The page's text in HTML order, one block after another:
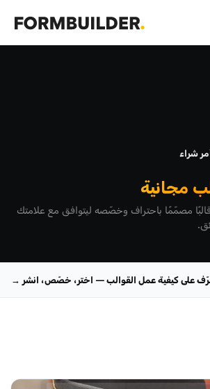
شراء
مجانية
مصمّمًا باحتراف وخصّصه ليتوافق مع علامتك
على كيفية عمل القوالب — اختر، خصّص، انشر →